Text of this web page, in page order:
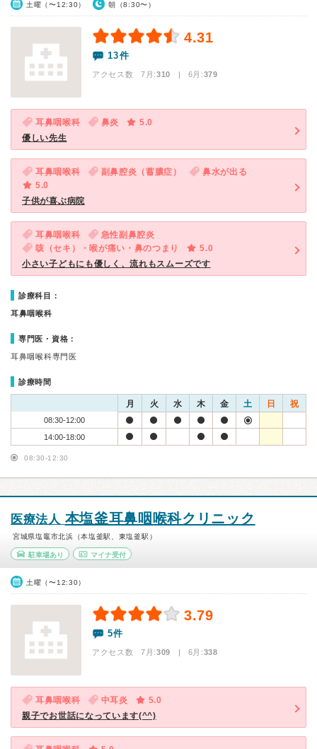
土曜（〜12:30） 朝（8:30〜）
4.31
13件
アクセス数 7月:310 | 6月:379
耳鼻咽喉科 鼻炎
5.0
優しい先生
耳鼻咽喉科 副鼻腔炎（蓄膿症）
鼻水が出る
5.0
子供が喜ぶ病院
耳鼻咽喉科
急性副鼻腔炎
咳（セキ）・喉が痛い・鼻のつまり
5.0
小さい子どもにも優しく、流れもスムーズです
診療科目：
耳鼻咽喉科
専門医・資格：
耳鼻咽喉科専門医
診療時間
月 火 水 木 金 土 日 祝
08:30-12:00
14:00-18:00
08:30-12:30
医療法人 本塩釜耳鼻咽喉科クリニック
宮城県塩竈市北浜（本塩釜駅、東塩釜駅）
駐車場あり マイナ受付
土曜（〜12:30）
3.79
5件
アクセス数 7月:309 | 6月:338
耳鼻咽喉科 中耳炎
5.0
親子でお世話になっています(^^)